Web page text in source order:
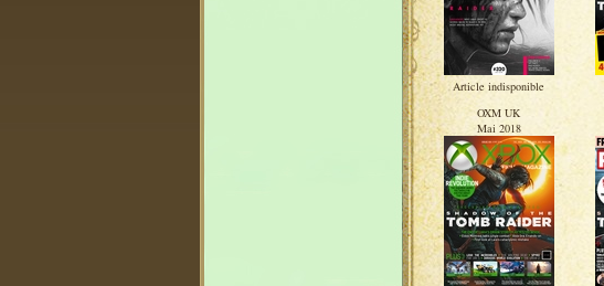
Article indisponible
OXM UK
Mai 2018